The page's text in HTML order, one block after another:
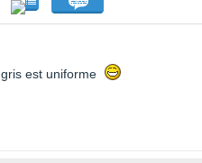
est uniforme